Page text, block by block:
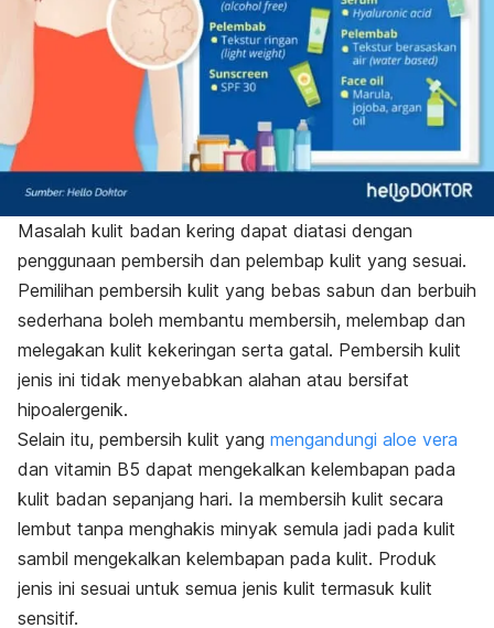
Masalah kulit badan kering dapat diatasi dengan
penggunaan pembersih dan pelembap kulit yang sesuai.
Pemilihan pembersih kulit yang bebas sabun dan berbuih
sederhana boleh membantu membersih, melembap dan
melegakan kulit kekeringan serta gatal. Pembersih kulit
jenis ini tidak menyebabkan alahan atau bersifat
hipoalergenik.
Selain itu, pembersih kulit yang mengandungi aloe vera
dan vitamin B5 dapat mengekalkan kelembapan pada
kulit badan sepanjang hari. Ia membersih kulit secara
lembut tanpa menghakis minyak semula jadi pada kulit
sambil mengekalkan kelembapan pada kulit. Produk
jenis ini sesuai untuk semua jenis kulit termasuk kulit
sensitif.